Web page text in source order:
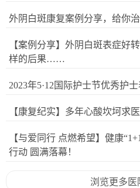
外阴白斑康复案例分享，给你治
【案例分享】外阴白斑表症好
样的后果……
2023年5·12国际护士节优秀护
【康复纪实】多年心酸坎坷求
【与爱同行 点燃希望】健康
行动 圆满落幕！
浏览更多医